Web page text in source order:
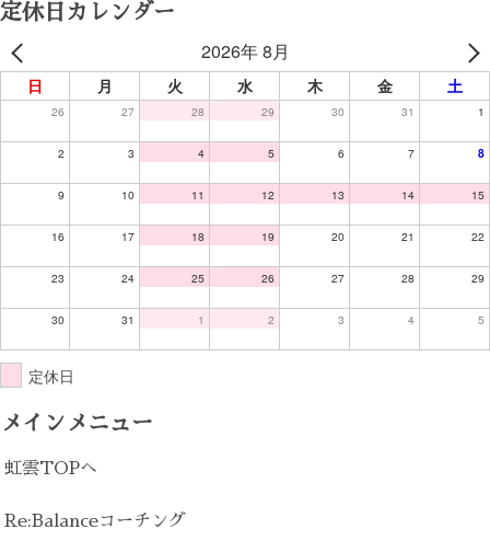
定休日カレンダー
2026年 8月
日 月 火 水 木 金 土
26 27 28 29 30 31 1
2 3 4 5 6 7 8
9 10 11 12 13 14 15
16 17 18 19 20 21 22
23 24 25 26 27 28 29
30 31 1 2 3 4 5
定休日
メインメニュー
虹雲TOPへ
Re:Balanceコーチング